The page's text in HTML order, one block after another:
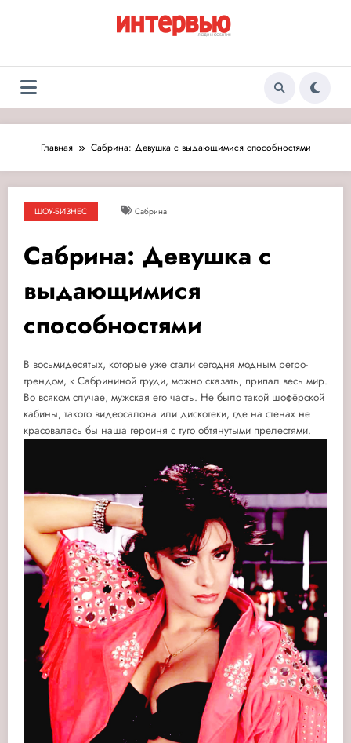
Журнал «Интервью:
Люди и события»
Люди и события
Главная Сабрина: Девушка с выдающимися способностями
ШОУ-БИЗНЕС Сабрина
Сабрина: Девушка с
выдающимися
способностями
В восьмидесятых, которые уже стали сегодня модным ретро-
трендом, к Сабрининой груди, можно сказать, припал весь мир.
Во всяком случае, мужская его часть. Не было такой шофёрской
кабины, такого видеосалона или дискотеки, где на стенах не
красовалась бы наша героиня с туго обтянутыми прелестями.